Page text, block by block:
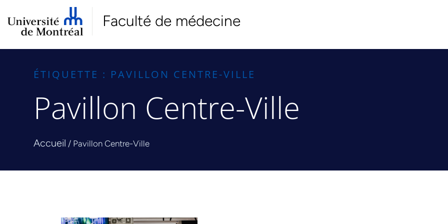
Faculté de médecine
ÉTIQUETTE : PAVILLON CENTRE-VILLE
Pavillon Centre-Ville
Accueil / Pavillon Centre-Ville